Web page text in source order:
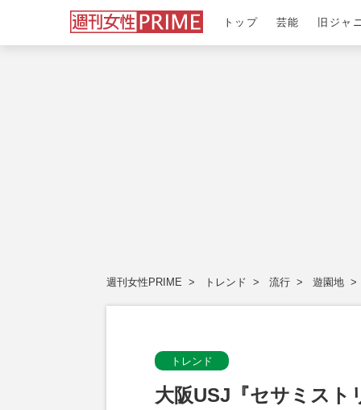
トップ 芸能 旧ジャ
週刊女性PRIME トレンド 流行 遊園地
トレンド
大阪USJ『セサミスト